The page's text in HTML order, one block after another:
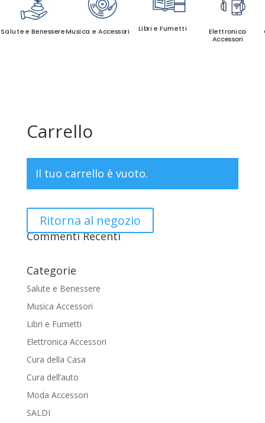
Salute e BenessereMusica e Accessori Libri e Fumetti
Elettronica
Accessori
Carrello
Il tuo carrello è vuoto.
Ritorna al negozio
Commenti Recenti
Categorie
Salute e Benessere
Musica Accessori
Libri e Fumetti
Elettronica Accessori
Cura della Casa
Cura dell’auto
Moda Accessori
SALDI